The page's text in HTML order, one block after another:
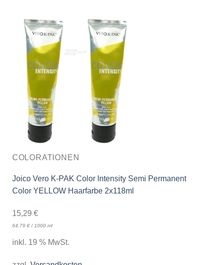
COLORATIONEN
Joico Vero K-PAK Color Intensity Semi Permanent
Color YELLOW Haarfarbe 2x118ml
15,29 €
64,79 €/ 1000 ml
inkl. 19 % MwSt.